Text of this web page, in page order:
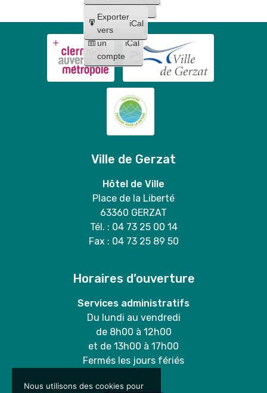
compte
Créer
un
compte
iCal
Exporter
vers
iCal
Ville de Gerzat
Hôtel de Ville
Place de la Liberté
63360 GERZAT
Tél. : 04 73 25 00 14
Fax : 04 73 25 89 50
Horaires d’ouverture
Services administratifs
Du lundi au vendredi
de 8h00 à 12h00
et de 13h00 à 17h00
Fermés les jours fériés
Nous utilisons des cookies pour